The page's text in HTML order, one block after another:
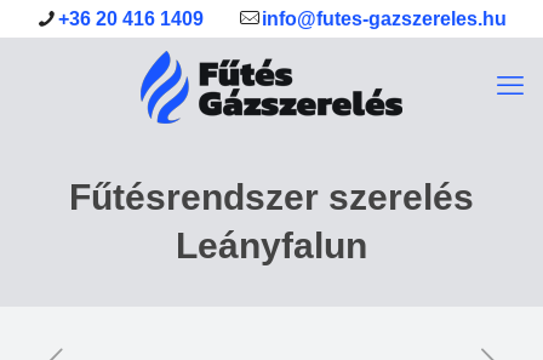
+36 20 416 1409 info@futes-gazszereles.hu
Fűtésrendszer szerelés
Leányfalun